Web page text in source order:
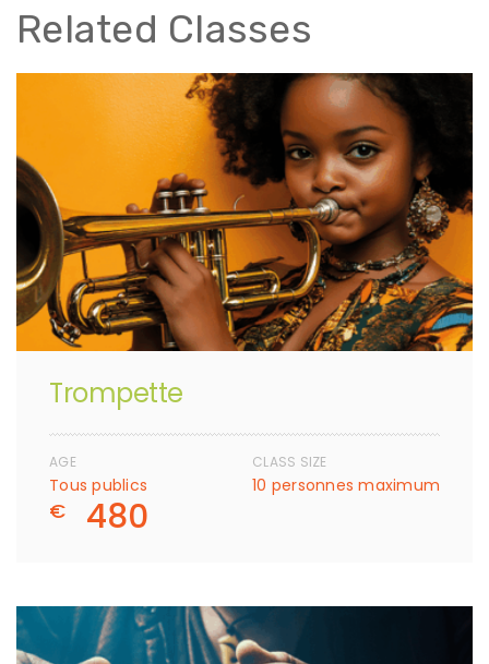
Related Classes
Trompette
AGE
Tous publics
CLASS SIZE
10 personnes maximum
€ 480